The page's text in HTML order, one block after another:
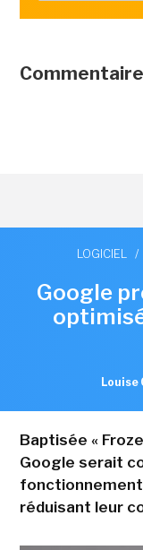
Commentaire
LOGICIEL /
Google
Louise
Baptisée «
Google serait
réduisant leur